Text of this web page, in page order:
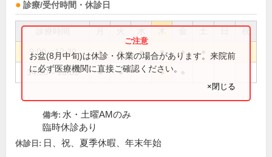
診療/受付時間・休診日
祝
9:00～12:30 ● ● ● ● ●
14:30～18:00 ● ● ●
お盆(8月中旬)は休診・休業の場合があります。来院前
に必ず医療機関に直接ご確認ください。
×閉じる
備考: 水・土曜AMのみ
臨時休診あり
休診日: 日、祝、夏季休暇、年末年始